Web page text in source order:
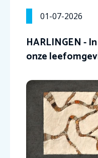
01-07-2026
HARLINGEN -
onze